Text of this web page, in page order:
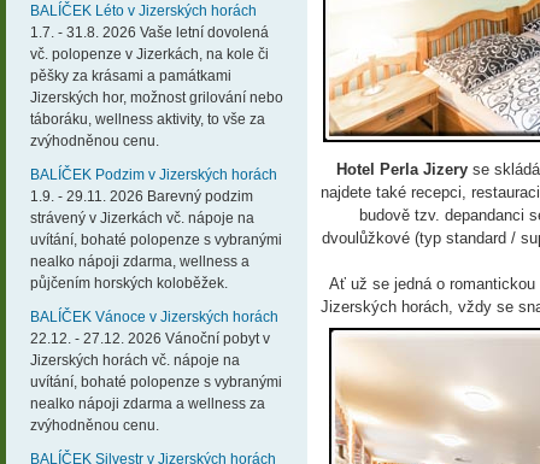
BALÍČEK Léto v Jizerských horách
1.7. - 31.8. 2026 Vaše letní dovolená
vč. polopenze v Jizerkách, na kole či
pěšky za krásami a památkami
Jizerských hor, možnost grilování nebo
táboráku, wellness aktivity, to vše za
zvýhodněnou cenu.
BALÍČEK Podzim v Jizerských horách
1.9. - 29.11. 2026 Barevný podzim
strávený v Jizerkách vč. nápoje na
uvítání, bohaté polopenze s vybranými
nealko nápoji zdarma, wellness a
půjčením horských koloběžek.
BALÍČEK Vánoce v Jizerských horách
22.12. - 27.12. 2026 Vánoční pobyt v
Jizerských horách vč. nápoje na
uvítání, bohaté polopenze s vybranými
nealko nápoji zdarma a wellness za
zvýhodněnou cenu.
BALÍČEK Silvestr v Jizerských horách
Hotel Perla Jizery se
najdete také recepci,
budově tzv. depandanci
dvoulůžkové (typ standard /
Ať už se jedná o
Jizerských horách, vždy se